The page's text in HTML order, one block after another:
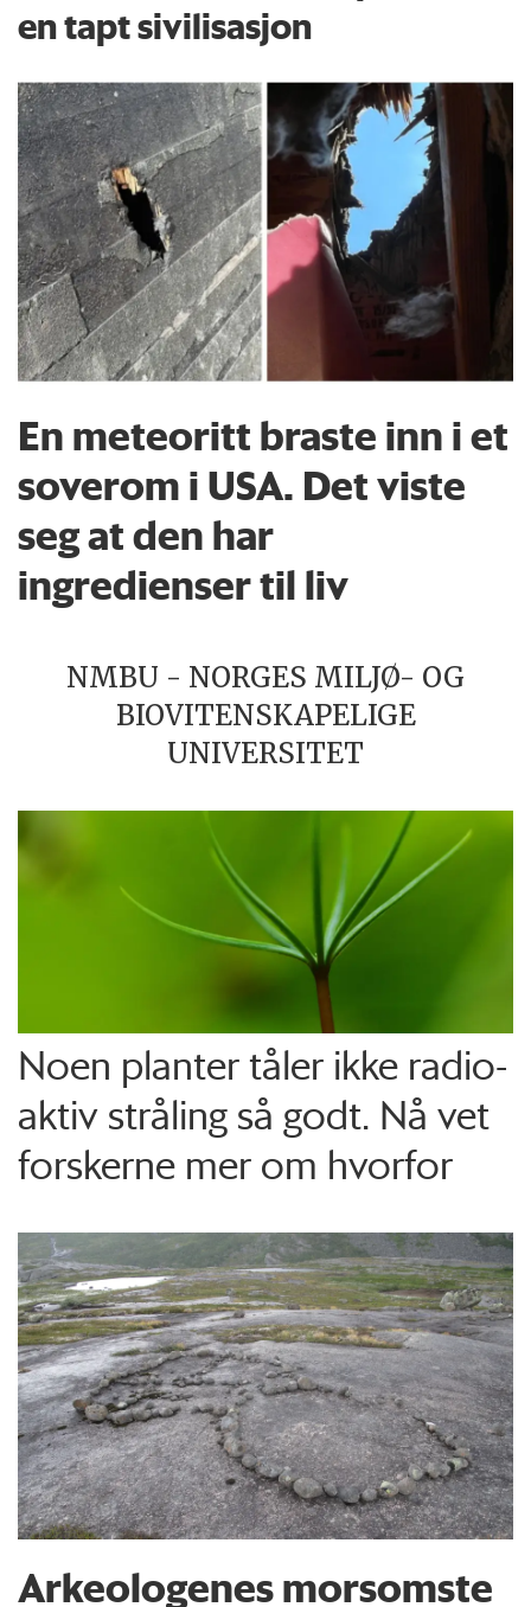
en tapt sivilisasjon
En meteoritt braste inn i et
soverom i USA. Det viste
seg at den har
ingredienser til liv
NMBU - NORGES MILJØ- OG
BIOVITENSKAPELIGE
UNIVERSITET
Noen planter tåler ikke radio­
aktiv stråling så godt. Nå vet
forskerne mer om hvorfor
Arkeologenes morsomste